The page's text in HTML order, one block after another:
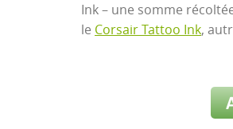
Ink – une somme
le Corsair Tattoo Ink,